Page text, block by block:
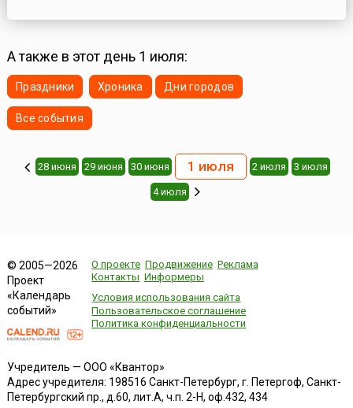
А также в этот день 1 июля:
Праздники Хроника Дни городов
Все события
28 июня 29 июня 30 июня 1 июля 2 июля 3 июля
4 июля
© 2005—2026
Проект
«Календарь
событий»
О проекте Продвижение Реклама
Контакты Информеры
Условия использования сайта
Пользовательское соглашение
Политика конфиденциальности
Учредитель — ООО «Квантор»
Адрес учредителя: 198516 Санкт-Петербург, г. Петергоф, Санкт-
Петербургский пр., д.60, лит.А, ч.п. 2-Н, оф.432, 434